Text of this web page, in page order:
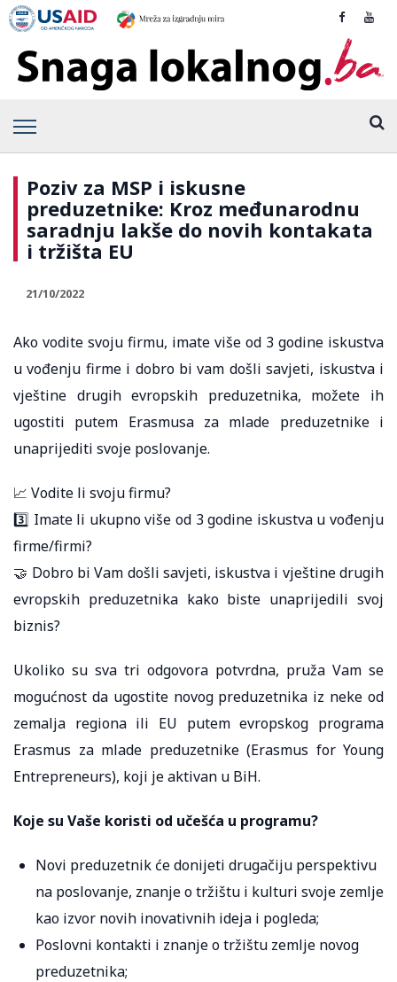
Poziv za MSP i iskusne
preduzetnike: Kroz međunarodnu
saradnju lakše do novih kontakata
i tržišta EU
21/10/2022
Ako vodite svoju firmu, imate više od 3 godine iskustva
u vođenju firme i dobro bi vam došli savjeti, iskustva i
vještine drugih evropskih preduzetnika, možete ih
ugostiti putem Erasmusa za mlade preduzetnike i
unaprijediti svoje poslovanje.
📈 Vodite li svoju firmu?
3️⃣ Imate li ukupno više od 3 godine iskustva u vođenju
firme/firmi?
🤝 Dobro bi Vam došli savjeti, iskustva i vještine drugih
evropskih preduzetnika kako biste unaprijedili svoj
biznis?
Ukoliko su sva tri odgovora potvrdna, pruža Vam se
mogućnost da ugostite novog preduzetnika iz neke od
zemalja regiona ili EU putem evropskog programa
Erasmus za mlade preduzetnike (Erasmus for Young
Entrepreneurs), koji je aktivan u BiH.
Koje su Vaše koristi od učešća u programu?
Novi preduzetnik će donijeti drugačiju perspektivu
na poslovanje, znanje o tržištu i kulturi svoje zemlje
kao izvor novih inovativnih ideja i pogleda;
Poslovni kontakti i znanje o tržištu zemlje novog
preduzetnika;